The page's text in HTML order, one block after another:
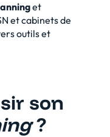
et
et cabinets de
outils et
son
?